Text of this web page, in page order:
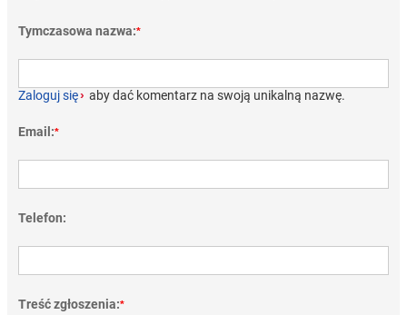
Tymczasowa nazwa:*
Zaloguj się› aby dać komentarz na swoją unikalną nazwę.
Email:*
Telefon:
Treść zgłoszenia:*